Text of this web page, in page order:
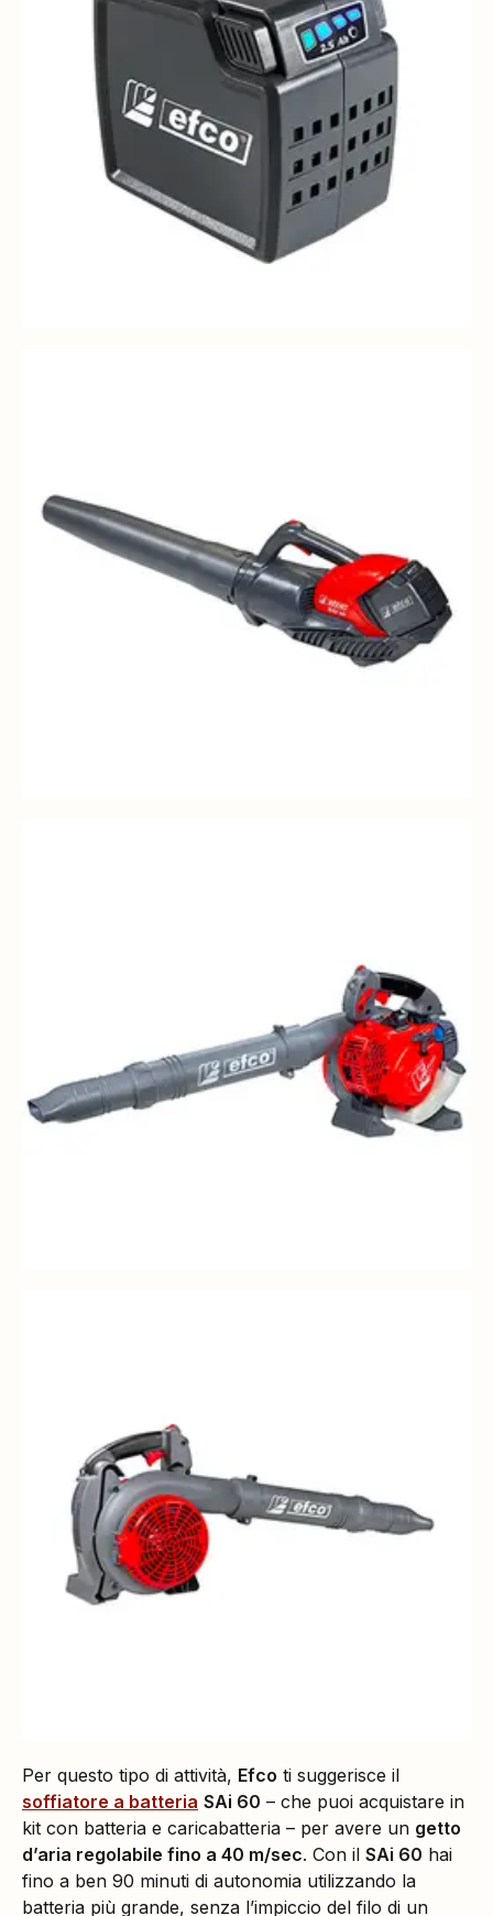
Per questo tipo di attività, Efco ti suggerisce il
soffiatore a batteria SAi 60 – che puoi acquistare in
kit con batteria e caricabatteria – per avere un getto
d’aria regolabile fino a 40 m/sec. Con il SAi 60 hai
fino a ben 90 minuti di autonomia utilizzando la
batteria più grande, senza l’impiccio del filo di un